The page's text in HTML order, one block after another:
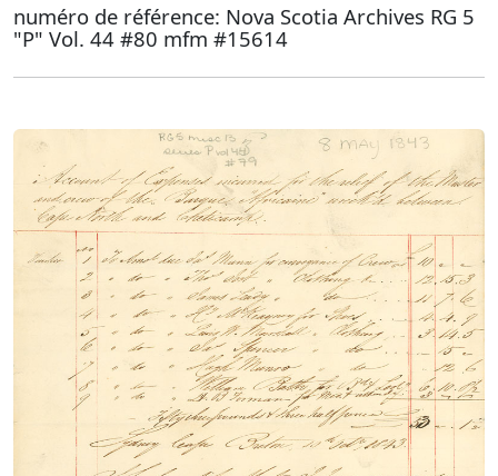
numéro de référence: Nova Scotia Archives RG 5
"P" Vol. 44 #80 mfm #15614